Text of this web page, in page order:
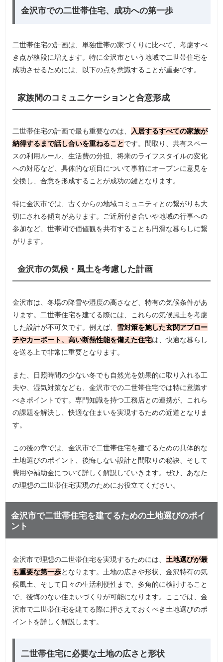
金沢市での二世帯住宅、成功への第一歩
二世帯住宅の計画は、単独世帯の家づくりに比べて、考慮すべ
き点が格段に増えます。特に金沢市という地域で二世帯住宅を
成功させるためには、以下の点を意識することが重要です。
家族間のコミュニケーションと合意形成
二世帯住宅の計画で最も重要なのは、 入居するすべての家族が
納得するまで話し合いを重ねることです。間取り、共有スペー
スの利用ルール、生活費の分担、将来のライフスタイルの変化
への対応など、具体的な項目について事前にオープンに意見を
交換し、合意を形成することが成功の鍵となります。
特に金沢市では、古くからの地域コミュニティとの繋がりも大
切にされる傾向があります。ご近所付き合いや地域の行事への
参加など、世帯間で価値観を共有することも円滑な暮らしに繋
がります。
金沢市の気候・風土を考慮した計画
金沢市は、冬場の降雪や湿度の高さなど、特有の気候条件があ
ります。二世帯住宅を建てる際には、これらの気候風土を考慮
した設計が不可欠です。例えば、 雪対策を施した玄関アプロー
チやカーポート、高い断熱性能を備えた住宅は、快適な暮らし
を送る上で非常に重要となります。
また、日照時間の少ない冬でも自然光を効果的に取り入れる工
夫や、湿気対策なども、金沢市での二世帯住宅では特に意識す
べきポイントです。専門知識を持つ工務店との連携が、これら
の課題を解決し、快適な住まいを実現するための近道となりま
す。
この後の章では、金沢市で二世帯住宅を建てるための具体的な
土地選びのポイント、後悔しない設計と間取りの秘訣、そして
費用や補助金について詳しく解説していきます。ぜひ、あなた
の理想の二世帯住宅実現のためにお役立てください。
金沢市で二世帯住宅を建てるための土地選びのポイ
ント
金沢市で理想の二世帯住宅を実現するためには、 土地選びが最
も重要な第一歩となります。土地の広さや形状、金沢特有の気
候風土、そして日々の生活利便性まで、多角的に検討すること
で、後悔のない住まいづくりが可能になります。ここでは、金
沢市で二世帯住宅を建てる際に押さえておくべき土地選びのポ
イントを詳しく解説します。
二世帯住宅に必要な土地の広さと形状